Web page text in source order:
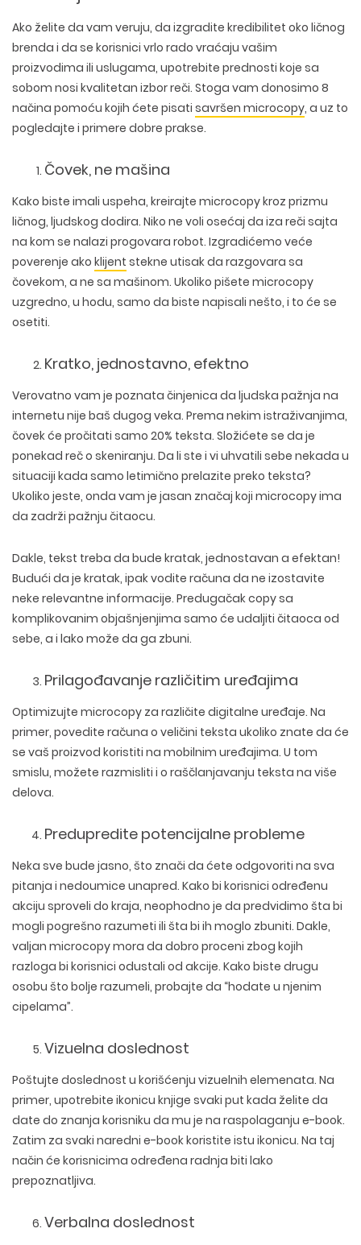
Ako želite da vam veruju, da izgradite kredibilitet oko ličnog
brenda i da se korisnici vrlo rado vraćaju vašim
proizvodima ili uslugama, upotrebite prednosti koje sa
sobom nosi kvalitetan izbor reči. Stoga vam donosimo 8
načina pomoću kojih ćete pisati savršen microcopy, a uz to
pogledajte i primere dobre prakse.
Čovek, ne mašina
Kako biste imali uspeha, kreirajte microcopy kroz prizmu
ličnog, ljudskog dodira. Niko ne voli osećaj da iza reči sajta
na kom se nalazi progovara robot. Izgradićemo veće
poverenje ako klijent stekne utisak da razgovara sa
čovekom, a ne sa mašinom. Ukoliko pišete microcopy
uzgredno, u hodu, samo da biste napisali nešto, i to će se
osetiti.
Kratko, jednostavno, efektno
Verovatno vam je poznata činjenica da ljudska pažnja na
internetu nije baš dugog veka. Prema nekim istraživanjima,
čovek će pročitati samo 20% teksta. Složićete se da je
ponekad reč o skeniranju. Da li ste i vi uhvatili sebe nekada u
situaciji kada samo letimično prelazite preko teksta?
Ukoliko jeste, onda vam je jasan značaj koji microcopy ima
da zadrži pažnju čitaocu.
Dakle, tekst treba da bude kratak, jednostavan a efektan!
Budući da je kratak, ipak vodite računa da ne izostavite
neke relevantne informacije. Predugačak copy sa
komplikovanim objašnjenjima samo će udaljiti čitaoca od
sebe, a i lako može da ga zbuni.
Prilagođavanje različitim uređajima
Optimizujte microcopy za različite digitalne uređaje. Na
primer, povedite računa o veličini teksta ukoliko znate da će
se vaš proizvod koristiti na mobilnim uređajima. U tom
smislu, možete razmisliti i o raščlanjavanju teksta na više
delova.
Predupredite potencijalne probleme
Neka sve bude jasno, što znači da ćete odgovoriti na sva
pitanja i nedoumice unapred. Kako bi korisnici određenu
akciju sproveli do kraja, neophodno je da predvidimo šta bi
mogli pogrešno razumeti ili šta bi ih moglo zbuniti. Dakle,
valjan microcopy mora da dobro proceni zbog kojih
razloga bi korisnici odustali od akcije. Kako biste drugu
osobu što bolje razumeli, probajte da “hodate u njenim
cipelama”.
Vizuelna doslednost
Poštujte doslednost u korišćenju vizuelnih elemenata. Na
primer, upotrebite ikonicu knjige svaki put kada želite da
date do znanja korisniku da mu je na raspolaganju e-book.
Zatim za svaki naredni e-book koristite istu ikonicu. Na taj
način će korisnicima određena radnja biti lako
prepoznatljiva.
Verbalna doslednost